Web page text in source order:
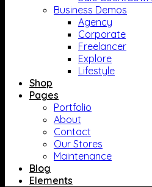
Business Demos
Agency
Corporate
Freelancer
Explore
Lifestyle
Shop
Pages
Portfolio
About
Contact
Our Stores
Maintenance
Blog
Elements